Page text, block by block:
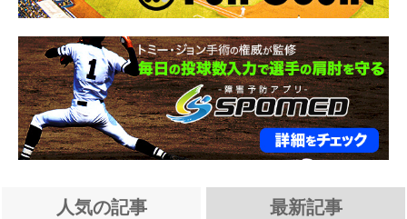
人気の記事 最新記事